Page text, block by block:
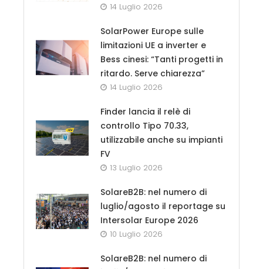
14 Luglio 2026
SolarPower Europe sulle
limitazioni UE a inverter e
Bess cinesi: “Tanti progetti in
ritardo. Serve chiarezza”
14 Luglio 2026
Finder lancia il relè di
controllo Tipo 70.33,
utilizzabile anche su impianti
FV
13 Luglio 2026
SolareB2B: nel numero di
luglio/agosto il reportage su
Intersolar Europe 2026
10 Luglio 2026
SolareB2B: nel numero di